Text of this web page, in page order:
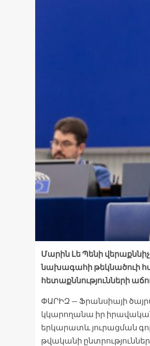
Մարին Լե Պենի վերաքննիչ
նախագահի թեկնածուի
հետաքննությունների
ՓԱՐԻԶ — Ֆրանսիայի
կկարողանա իր իրավական
երկարատև յուրացման
թվականի